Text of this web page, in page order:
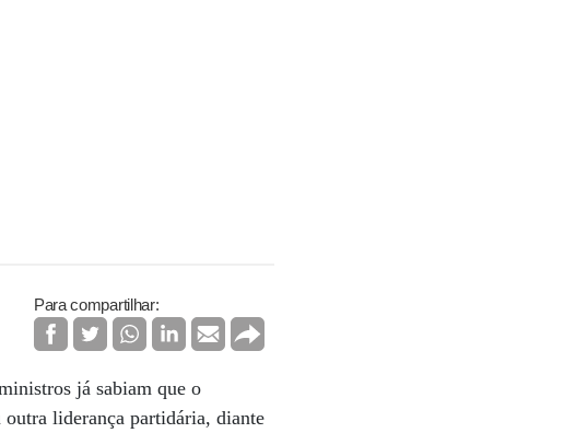
Para compartilhar:
já sabiam que o
outra liderança partidária, diante